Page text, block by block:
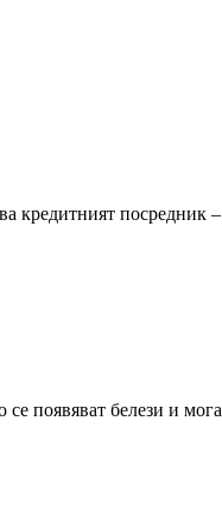
кредитният посредник
появяват белези и